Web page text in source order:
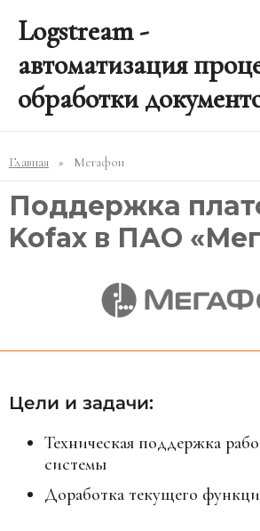
содержимому
Logstream -
автоматизация
обработки
Главная Мегафон
Поддержка
Kofax в ПАО
Цели и задачи:
Техническая поддержка
системы
Доработка текущего
navigation